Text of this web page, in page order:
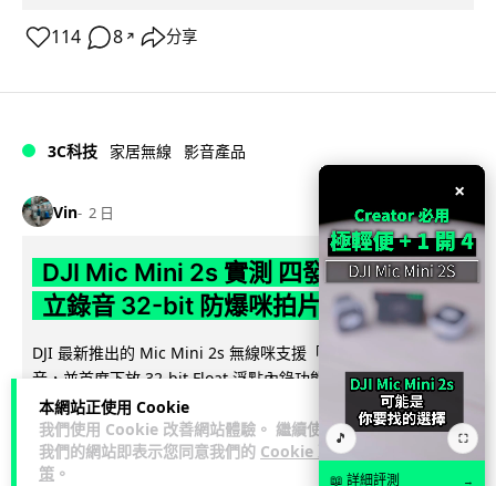
本網站正使用 Cookie
我們使用 Cookie 改善網站體驗。 繼續使用
我們的網站即表示您同意我們的 Cookie 政
策 。
114 8 ↗ 分享
3C科技 家居無線 影音產品
Vin 2 日
DJI Mic Mini 2s 實測 四發一收同步獨
立錄音 32-bit 防爆咪拍片必備
DJI 最新推出的 Mic Mini 2s 無線咪支援「四發一收」分軌錄
音，並首度下放 32-bit Float 浮點內錄功能。本文經實測其...
閱讀全文
253 1↗ 分享
×
🎵 ⛶
📖 詳細評測 →